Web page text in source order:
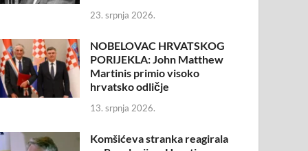
23. srpnja 2026.
NOBELOVAC HRVATSKOG
PORIJEKLA: John Matthew
Martinis primio visoko
hrvatsko odličje
13. srpnja 2026.
Komšićeva stranka reagirala